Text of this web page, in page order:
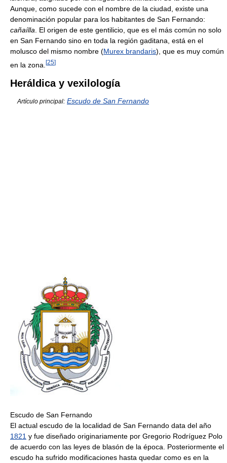
Aunque, como sucede con el nombre de la ciudad, existe una
denominación popular para los habitantes de San Fernando:
cañaílla . El origen de este gentilicio, que es el más común no solo
en San Fernando sino en toda la región gaditana, está en el
molusco del mismo nombre (Murex brandaris), que es muy común
en la zona. [25]
Heráldica y vexilología
Artículo principal: Escudo de San Fernando
Escudo de San Fernando
El actual escudo de la localidad de San Fernando data del año
1821 y fue diseñado originariamente por Gregorio Rodríguez Polo
de acuerdo con las leyes de blasón de la época. Posteriormente el
escudo ha sufrido modificaciones hasta quedar como es en la